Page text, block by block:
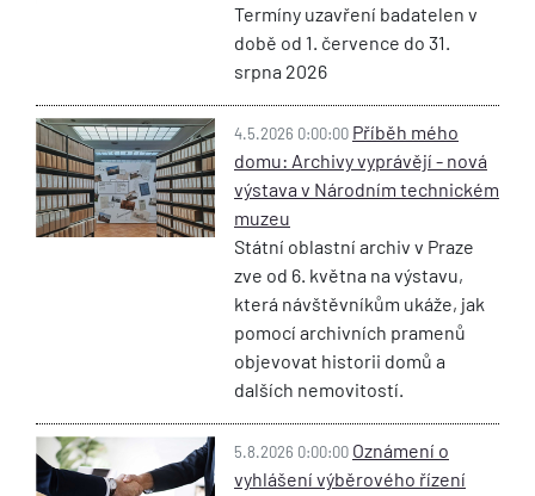
Termíny uzavření badatelen v
době od 1. července do 31.
srpna 2026
4.5.2026 0:00:00 Příběh mého
domu: Archivy vyprávějí - nová
výstava v Národním technickém
muzeu
Státní oblastní archiv v Praze
zve od 6. května na výstavu,
která návštěvníkům ukáže, jak
pomocí archivních pramenů
objevovat historii domů a
dalších nemovitostí.
5.8.2026 0:00:00 Oznámení o
vyhlášení výběrového řízení